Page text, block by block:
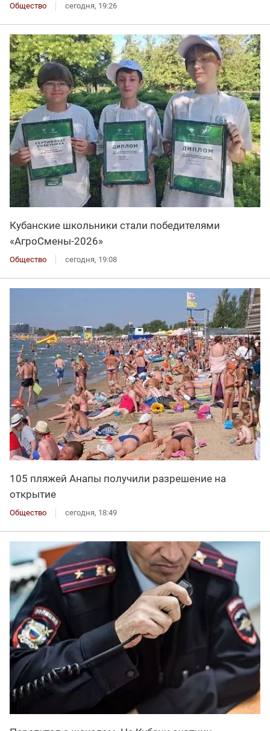
Общество сегодня, 19:26
Кубанские школьники стали победителями
«АгроСмены-2026»
Общество сегодня, 19:08
105 пляжей Анапы получили разрешение на
открытие
Общество сегодня, 18:49